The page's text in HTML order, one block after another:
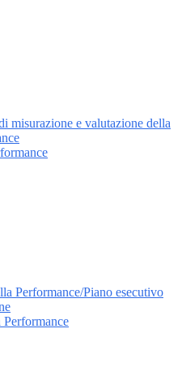
misurazione e valutazione della
Performance/Piano esecutivo